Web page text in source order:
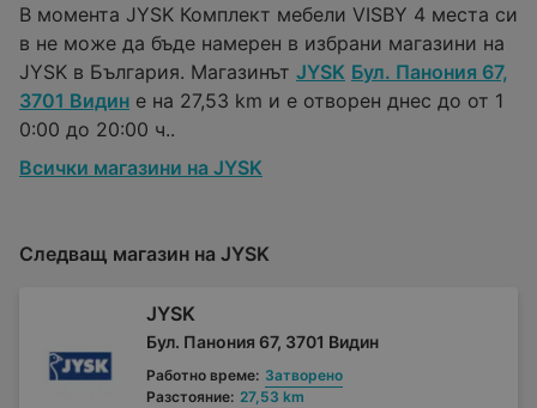
В момента JYSK Комплект мебели VISBY 4 места си
в не може да бъде намерен в избрани магазини на
JYSK в България. Магазинът JYSK Бул. Панония 67,
3701 Видин е на 27,53 km и е отворен днес до от 1
0:00 до 20:00 ч..
Всички магазини на JYSK
Следващ магазин на JYSK
JYSK
Бул. Панония 67, 3701 Видин
Работно време: Затворено
Разстояние: 27,53 km